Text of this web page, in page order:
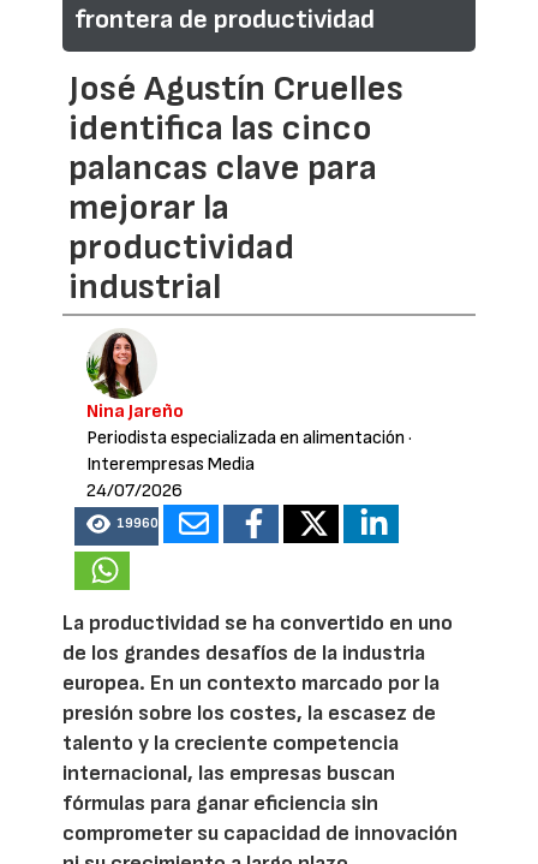
frontera de productividad
José Agustín Cruelles
identifica las cinco
palancas clave para
mejorar la
productividad
industrial
Nina Jareño
Periodista especializada en alimentación ·
Interempresas Media
24/07/2026
19960
La productividad se ha convertido en uno
de los grandes desafíos de la industria
europea. En un contexto marcado por la
presión sobre los costes, la escasez de
talento y la creciente competencia
internacional, las empresas buscan
fórmulas para ganar eficiencia sin
comprometer su capacidad de innovación